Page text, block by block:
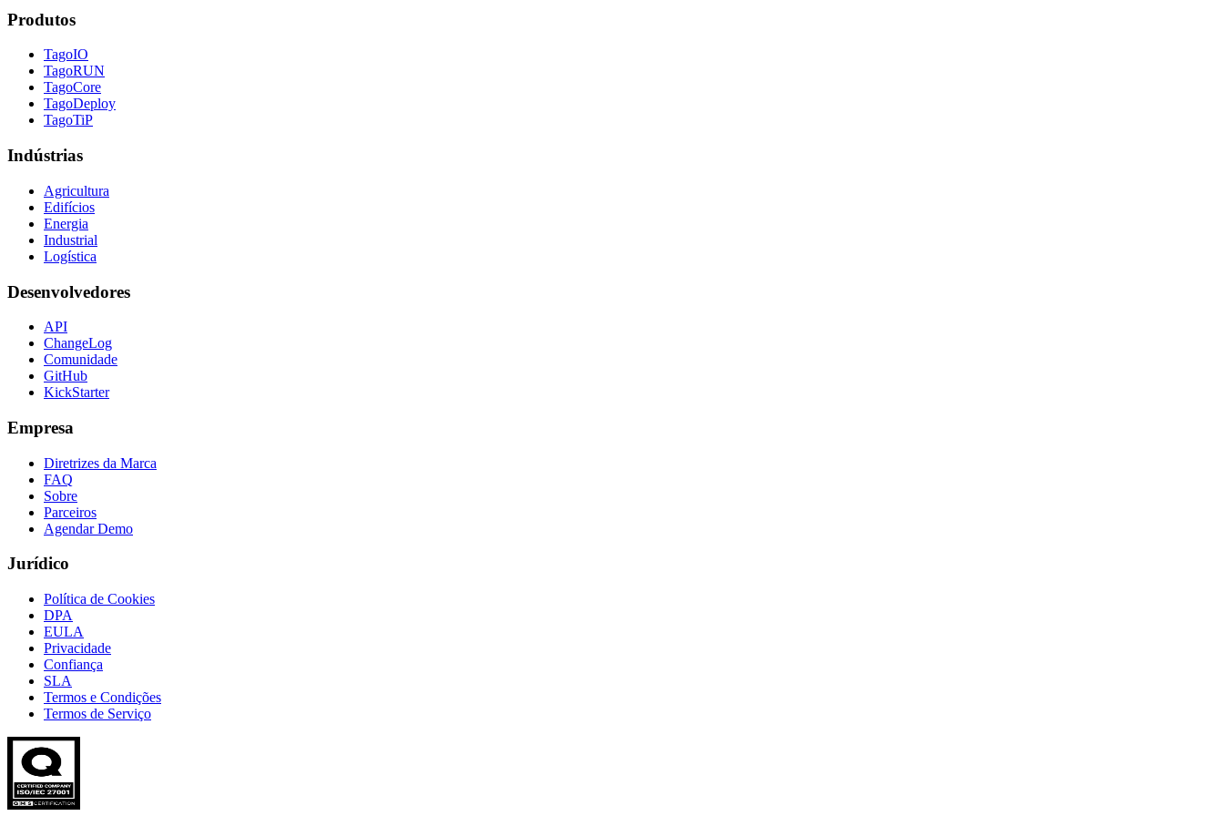
Produtos
TagoIO
TagoRUN
TagoCore
TagoDeploy
TagoTiP
Indústrias
Agricultura
Edifícios
Energia
Industrial
Logística
Desenvolvedores
API
ChangeLog
Comunidade
GitHub
KickStarter
Empresa
Diretrizes da Marca
FAQ
Sobre
Parceiros
Agendar Demo
Jurídico
Política de Cookies
DPA
EULA
Privacidade
Confiança
SLA
Termos e Condições
Termos de Serviço